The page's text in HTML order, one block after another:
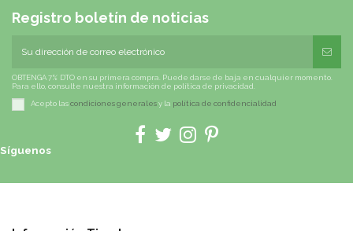
Registro boletín de noticias
OBTENGA 7% DTO en su primera compra. Puede darse de baja en cualquier momento.
Para ello, consulte nuestra información de política de privacidad.
Acepto lascondiciones generalesy la política de confidencialidad
Síguenos